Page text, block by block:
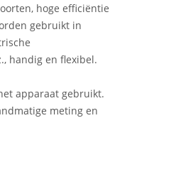
hoge efficiëntie
gebruikt in
handig en flexibel.
apparaat gebruikt.
meting en